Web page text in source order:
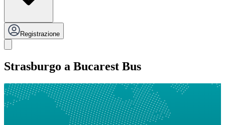
Registrazione
Strasburgo a Bucarest Bus